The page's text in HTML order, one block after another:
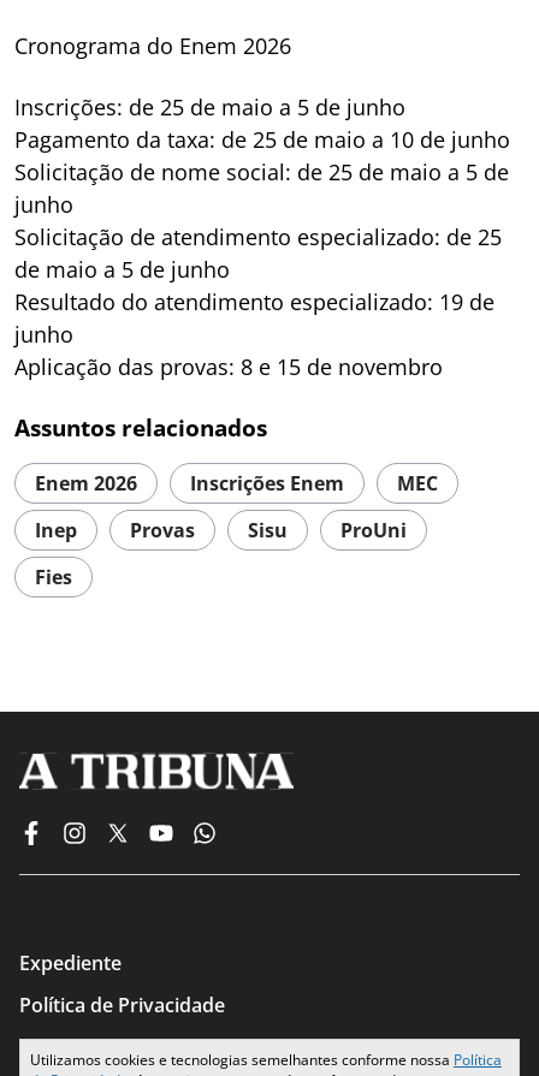
Cronograma do Enem 2026
Inscrições: de 25 de maio a 5 de junho
Pagamento da taxa: de 25 de maio a 10 de junho
Solicitação de nome social: de 25 de maio a 5 de
junho
Solicitação de atendimento especializado: de 25
de maio a 5 de junho
Resultado do atendimento especializado: 19 de
junho
Aplicação das provas: 8 e 15 de novembro
Assuntos relacionados
Enem 2026 Inscrições Enem
MEC
Inep
Provas Sisu
ProUni
Fies
Utilizamos cookies e tecnologias semelhantes conforme nossa Política
Expediente
Política de Privacidade
Termos de Uso